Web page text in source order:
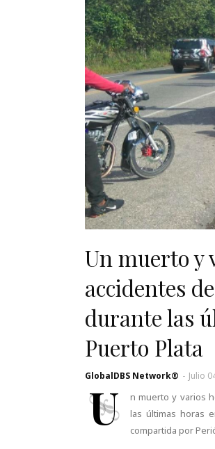
Un muerto y
accidentes
durante las
Puerto Plata
GlobalDBS Network® - Julio
U
n muerto y varios
las últimas horas
compartida por